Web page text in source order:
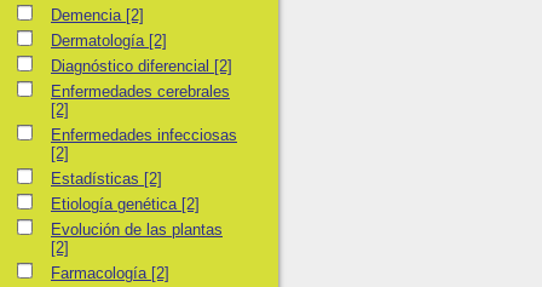
DemenciaDemencia [2]
Dermatología
Dermatología [2]
Diagnóstico diferencial
Diagnóstico diferencial [2]
Enfermedades cerebrales
Enfermedades cerebrales
[2]
Enfermedades infecciosas
Enfermedades infecciosas
[2]
Estadísticas
Estadísticas [2]
Etiología genética
Etiología genética [2]
Evolución de las plantas
Evolución de las plantas
[2]
Farmacología
Farmacología [2]